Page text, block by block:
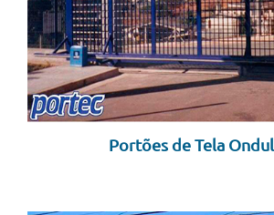
Portões de Tela